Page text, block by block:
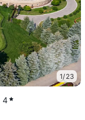
1/23
4